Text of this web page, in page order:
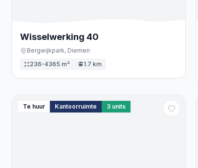
Wisselwerking 40
Bergwijkpark, Diemen
236-4365 m²
1.7 km
Te huur Kantoorruimte 3 units